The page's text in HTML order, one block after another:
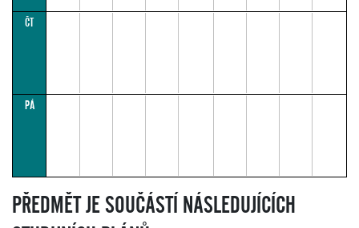
ČT
PÁ
PŘEDMĚT JE SOUČÁSTÍ NÁSLEDUJÍCÍCH